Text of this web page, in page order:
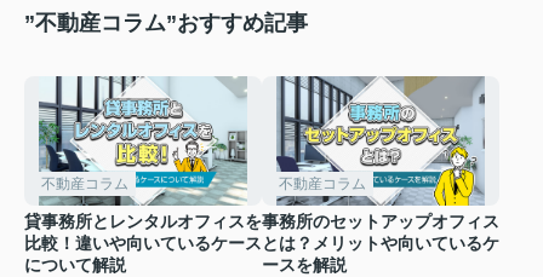
”不動産コラム”おすすめ記事
不動産コラム
貸事務所とレンタルオフィスを
比較！違いや向いているケース
について解説
不動産コラム
事務所のセットアップオフィス
とは？メリットや向いているケ
ースを解説